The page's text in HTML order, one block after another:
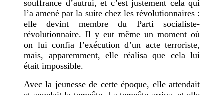
souffrance d’autrui, et c’est justement cela qui
l’a amené par la suite chez les révolutionnaires :
elle devint membre du Parti socialiste-
révolutionnaire. Il y eut même un moment où
on lui confia l’exécution d’un acte terroriste,
mais, apparemment, elle réalisa que cela lui
était impossible.
Avec la jeunesse de cette époque, elle attendait